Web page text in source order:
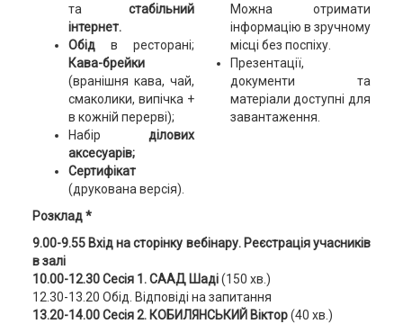
та стабільний
інтернет.
Обід в ресторані;
Кава-брейки
(вранішня кава, чай,
смаколики, випічка +
в кожній перерві);
Набір ділових
аксесуарів;
Сертифікат
(друкована версія).
Можна отримати
інформацію в зручному
місці без поспіху.
Презентації,
документи та
матеріали доступні для
завантаження.
Розклад *
9.00-9.55 Вхід на сторінку вебінару. Реєстрація учасників
в залі
10.00-12.30 Сесія 1. СААД Шаді(150 хв.)
12.30-13.20 Обід. Відповіді на запитання
13.20-14.00 Сесія 2. КОБИЛЯНСЬКИЙ Віктор(40 хв.)